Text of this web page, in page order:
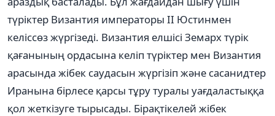
түріктер Византия императоры II Юстинмен
келіссөз жүргізеді. Византия елшісі Земарх түрік
қағанының ордасына келіп түріктер мен Византия
арасында жібек саудасын жүргізіп және сасанидтер
Иранына бірлесе қарсы тұру туралы уағдаластыққа
қол жеткізуге тырысады. Бірақтікелей жібек